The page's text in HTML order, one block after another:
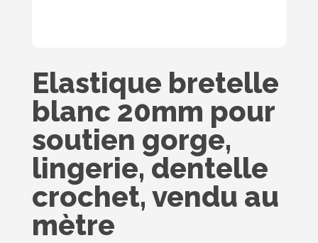
Elastique bretelle
blanc 20mm pour
soutien gorge,
lingerie, dentelle
crochet, vendu au
mètre